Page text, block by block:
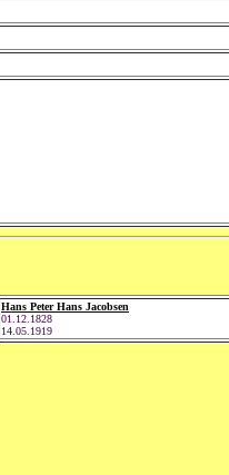
Hans Peter Hans Jacobsen
01.12.1828
14.05.1919